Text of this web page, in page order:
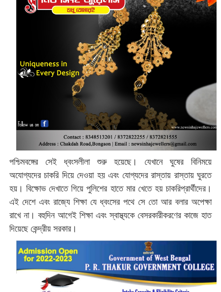
পশ্চিমবঙ্গের সেই ধ্বংসলীলা শুরু হয়েছে। যেখানে ঘুষের বিনিময়ে
অযোগ্যদের চাকরি দিয়ে দেওয়া হয় এবং যোগ্যদের রাস্তায় রাস্তায় ঘুরতে
হয়। বিক্ষোভ দেখাতে গিয়ে পুলিশের হাতে মার খেতে হয় চাকরিপ্রার্থীদের।
এই দেশে এবং রাজ্যে শিক্ষা যে ধ্বংসের পথে সে তো আর বলার অপেক্ষা
রাখে না। বহুদিন আগেই শিক্ষা এবং স্বাস্থ্যকে বেসরকারীকরণের কাজে হাত
দিয়েছে কেন্দ্রীয় সরকার।